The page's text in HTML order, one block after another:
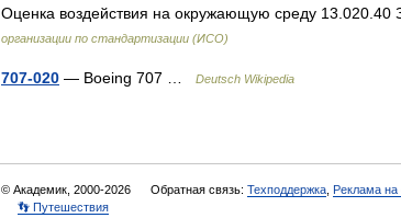
Оценка воздействия на окружающую среду
организации по стандартизации (ИСО)
707-020 — Boeing 707 … Deutsch Wikipedia
© Академик, 2000-2026 Обратная связь: Техподдержка Реклама на
👣 Путешествия